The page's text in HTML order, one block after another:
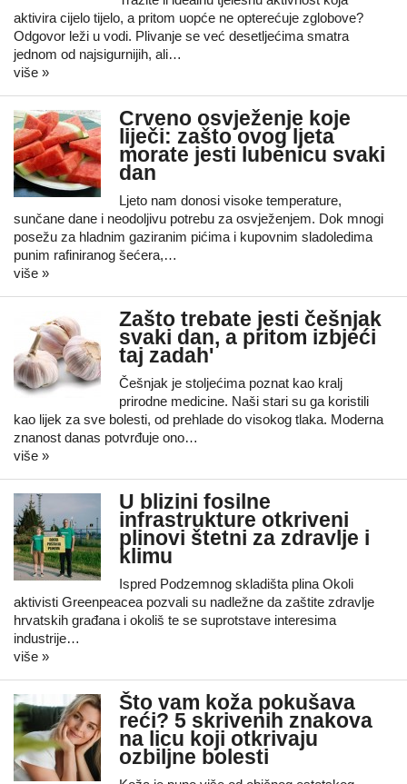
aktivira cijelo tijelo, a pritom uopće ne opterećuje zglobove?
Odgovor leži u vodi. Plivanje se već desetljećima smatra
jednom od najsigurnijih, ali…
više »
Crveno osvježenje koje
liječi: zašto ovog ljeta
morate jesti lubenicu svaki
dan
Ljeto nam donosi visoke temperature,
sunčane dane i neodoljivu potrebu za osvježenjem. Dok mnogi
posežu za hladnim gaziranim pićima i kupovnim sladoledima
punim rafiniranog šećera,…
više »
Zašto trebate jesti češnjak
svaki dan, a pritom izbjeći
taj zadah'
Češnjak je stoljećima poznat kao kralj
prirodne medicine. Naši stari su ga koristili
kao lijek za sve bolesti, od prehlade do visokog tlaka. Moderna
znanost danas potvrđuje ono…
više »
U blizini fosilne
infrastrukture otkriveni
plinovi štetni za zdravlje i
klimu
Ispred Podzemnog skladišta plina Okoli
aktivisti Greenpeacea pozvali su nadležne da zaštite zdravlje
hrvatskih građana i okoliš te se suprotstave interesima
industrije…
više »
Što vam koža pokušava
reći? 5 skrivenih znakova
na licu koji otkrivaju
ozbiljne bolesti